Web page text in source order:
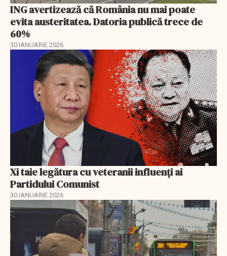
ING avertizează că România nu mai poate
evita austeritatea. Datoria publică trece de
60%
30 IANUARIE 2026
Xi taie legătura cu veteranii influenți ai
Partidului Comunist
30 IANUARIE 2026